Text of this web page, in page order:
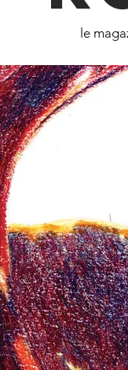
le